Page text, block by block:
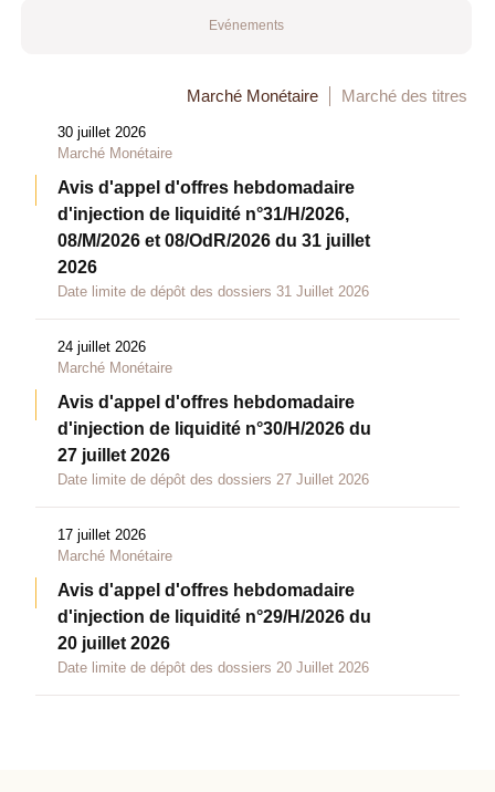
Evénements
Marché Monétaire Marché des titres
30 juillet 2026
Marché Monétaire
Avis d'appel d'offres hebdomadaire
d'injection de liquidité n°31/H/2026,
08/M/2026 et 08/OdR/2026 du 31 juillet
2026
Date limite de dépôt des dossiers 31 Juillet 2026
24 juillet 2026
Marché Monétaire
Avis d'appel d'offres hebdomadaire
d'injection de liquidité n°30/H/2026 du
27 juillet 2026
Date limite de dépôt des dossiers 27 Juillet 2026
17 juillet 2026
Marché Monétaire
Avis d'appel d'offres hebdomadaire
d'injection de liquidité n°29/H/2026 du
20 juillet 2026
Date limite de dépôt des dossiers 20 Juillet 2026